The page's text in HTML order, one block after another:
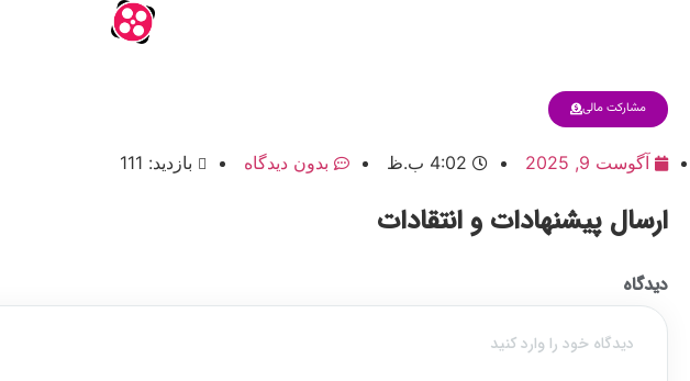
مشارکت مالی
آگوست 9, 2025 4:02 ب.ظ بدون دیدگاه بازدید: 111
ارسال پیشنهادات و انتقادات
دیدگاه